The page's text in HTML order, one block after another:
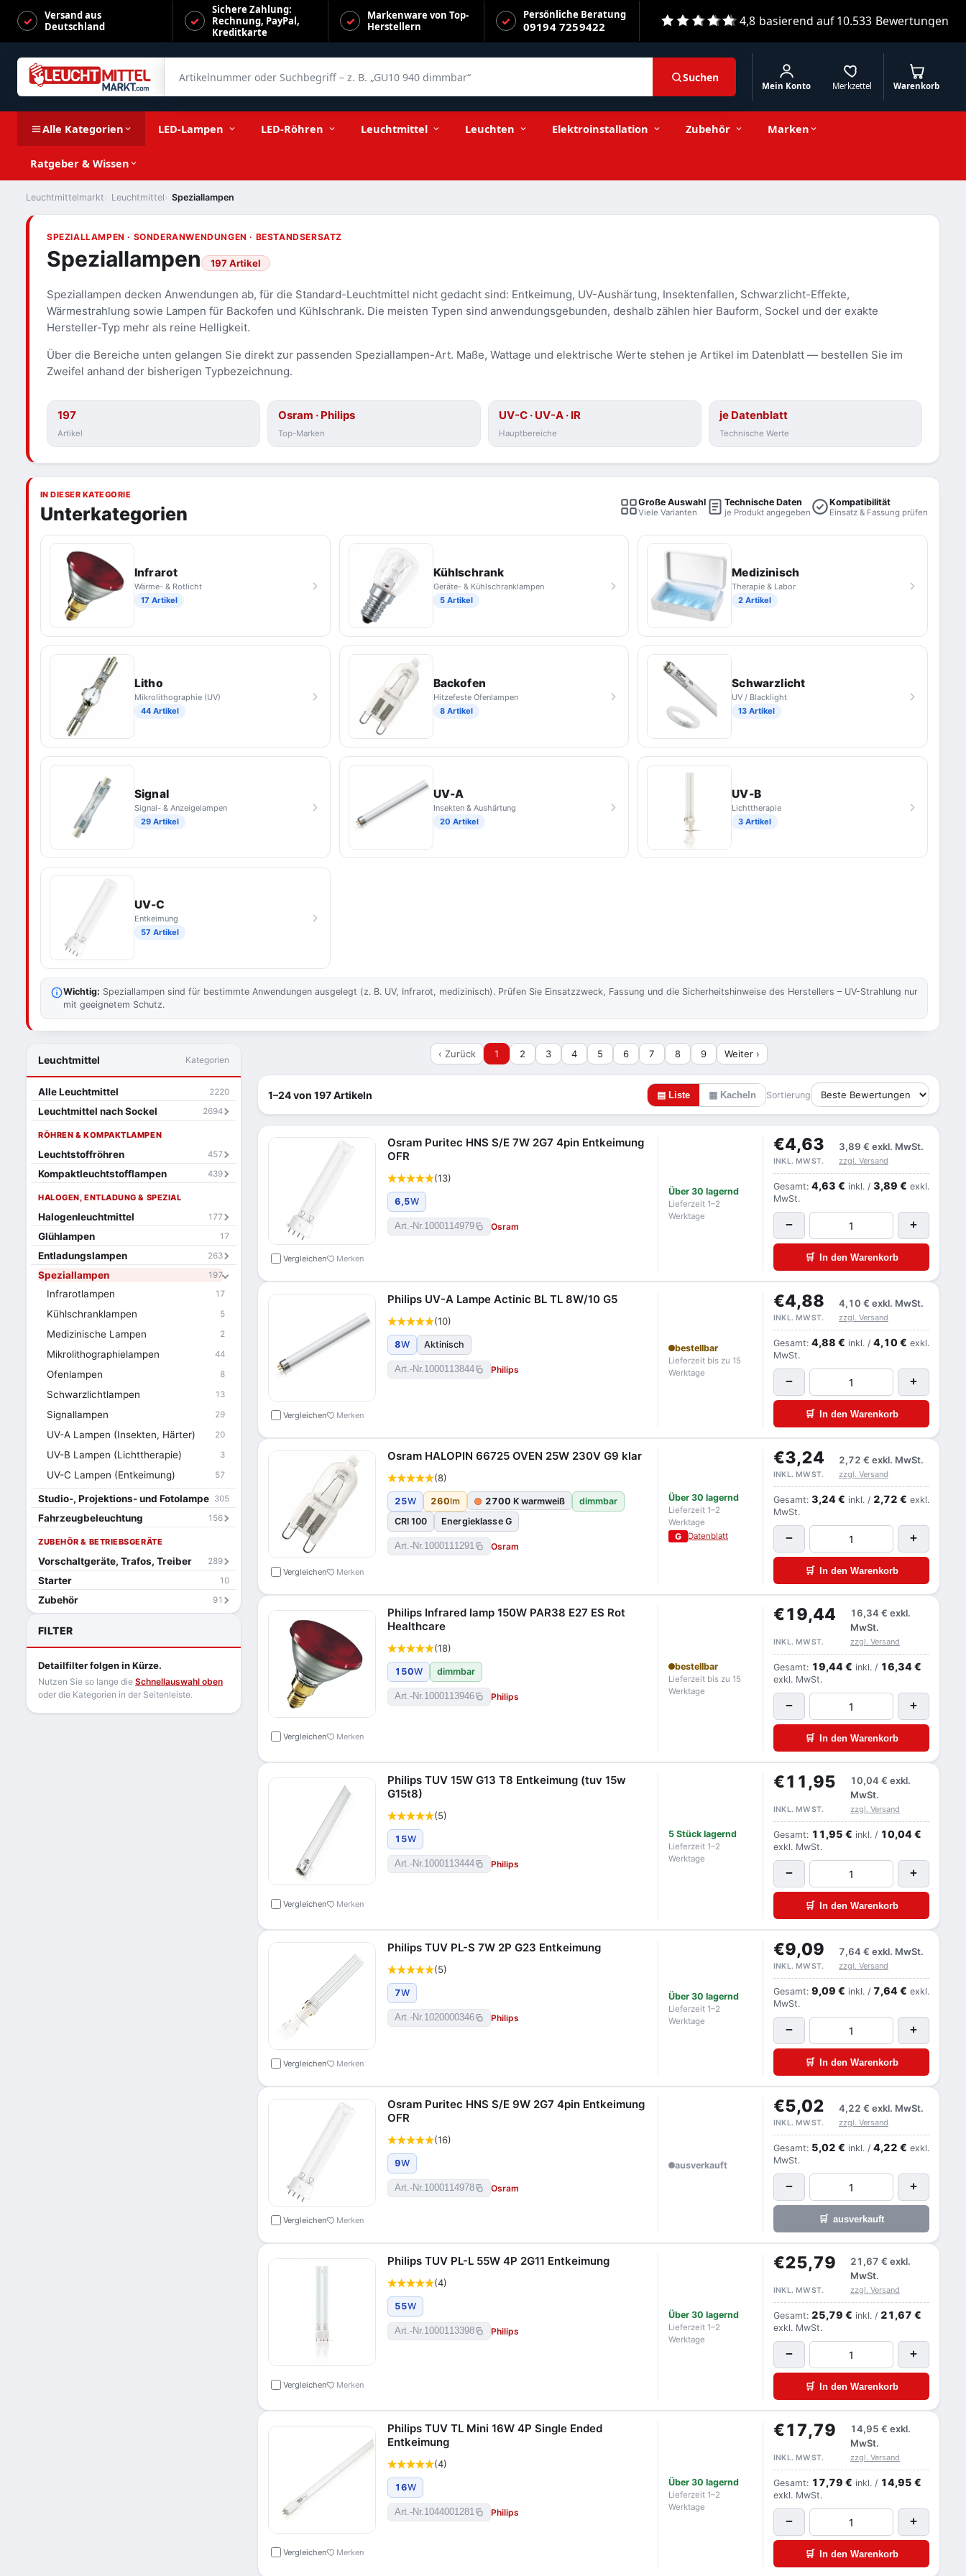
Versand aus
Deutschland
Sichere Zahlung:
Rechnung, PayPal,
Kreditkarte
Markenware von Top-
Herstellern
Persönliche Beratung
09194 7259422 4,8 basierend auf10.533 Bewertungen
Suchen
Merkzettel
Mein Konto Warenkorb
Alle Kategorien LED-Lampen LED-Röhren Leuchtmittel Leuchten Elektroinstallation Zubehör Marken
Ratgeber & Wissen
Leuchtmittelmarkt Leuchtmittel Speziallampen
SPEZIALLAMPEN · SONDERANWENDUNGEN · BESTANDSERSATZ
Speziallampen 197 Artikel
Speziallampen decken Anwendungen ab, für die Standard-Leuchtmittel nicht gedacht sind: Entkeimung, UV-Aushärtung, Insektenfallen, Schwarzlicht-Effekte,
Wärmestrahlung sowie Lampen für Backofen und Kühlschrank. Die meisten Typen sind anwendungsgebunden, deshalb zählen hier Bauform, Sockel und der exakte
Hersteller-Typ mehr als reine Helligkeit.
Über die Bereiche unten gelangen Sie direkt zur passenden Speziallampen-Art. Maße, Wattage und elektrische Werte stehen je Artikel im Datenblatt — bestellen Sie im
Zweifel anhand der bisherigen Typbezeichnung.
197
Artikel
Osram · Philips
Top-Marken
UV-C · UV-A · IR
Hauptbereiche
je Datenblatt
Technische Werte
IN DIESER KATEGORIE
Unterkategorien
Große Auswahl
Viele Varianten
Technische Daten
je Produkt angegeben
Kompatibilität
Einsatz & Fassung prüfen
Infrarot
Wärme- & Rotlicht
17 Artikel
Kühlschrank
Geräte- & Kühlschranklampen
5 Artikel
Medizinisch
Therapie & Labor
2 Artikel
Litho
Mikrolithographie (UV)
44 Artikel
Backofen
Hitzefeste Ofenlampen
8 Artikel
Schwarzlicht
UV / Blacklight
13 Artikel
Signal
Signal- & Anzeigelampen
29 Artikel
UV-A
Insekten & Aushärtung
20 Artikel
UV-B
Lichttherapie
3 Artikel
UV-C
Entkeimung
57 Artikel
Wichtig: Speziallampen sind für bestimmte Anwendungen ausgelegt (z. B. UV, Infrarot, medizinisch). Prüfen Sie Einsatzzweck, Fassung und die Sicherheitshinweise des Herstellers – UV-Strahlung nur
mit geeignetem Schutz.
Leuchtmittel Kategorien
Alle Leuchtmittel 2220
Leuchtmittel nach Sockel 2694
RÖHREN & KOMPAKTLAMPEN
Leuchtstoffröhren 457
Kompaktleuchtstofflampen 439
HALOGEN, ENTLADUNG & SPEZIAL
Halogenleuchtmittel 177
Glühlampen 17
Entladungslampen 263
Speziallampen 197
Infrarotlampen 17
Kühlschranklampen 5
Medizinische Lampen 2
Mikrolithographielampen 44
Ofenlampen 8
Schwarzlichtlampen 13
Signallampen 29
UV-A Lampen (Insekten, Härter) 20
UV-B Lampen (Lichttherapie) 3
UV-C Lampen (Entkeimung) 57
Studio-, Projektions- und Fotolampe 305
Fahrzeugbeleuchtung 156
ZUBEHÖR & BETRIEBSGERÄTE
Vorschaltgeräte, Trafos, Treiber 289
Starter 10
Zubehör 91
FILTER
Detailfilter folgen in Kürze.
Nutzen Sie so lange die Schnellauswahl oben
oder die Kategorien in der Seitenleiste.
‹ Zurück 1 2 3 4 5 6 7 8 9 Weiter ›
1–24 von 197 Artikeln ▤ Liste ▦ Kacheln Sortierung
Vergleichen Merken
Osram Puritec HNS S/E 7W 2G7 4pin Entkeimung
OFR
(13)
6,5W
Art.-Nr.1000114979 Osram
Über 30 lagernd
Lieferzeit 1–2
Werktage
€4,63 3,89 € exkl. MwSt.
INKL. MWST. zzgl. Versand
Gesamt: 4,63 € inkl. / 3,89 € exkl.
MwSt.
− +
🛒 In den Warenkorb
Vergleichen Merken
Philips UV-A Lampe Actinic BL TL 8W/10 G5
(10)
8W Aktinisch
Art.-Nr.1000113844 Philips
bestellbar
Lieferzeit bis zu 15
Werktage
€4,88 4,10 € exkl. MwSt.
INKL. MWST. zzgl. Versand
Gesamt: 4,88 € inkl. / 4,10 € exkl.
MwSt.
− +
🛒 In den Warenkorb
Vergleichen Merken
Osram HALOPIN 66725 OVEN 25W 230V G9 klar
(8)
25W 260lm 2700 K warmweiß
dimmbar
CRI 100
Energieklasse G
Art.-Nr.1000111291 Osram
Über 30 lagernd
Lieferzeit 1–2
Werktage
G Datenblatt
€3,24 2,72 € exkl. MwSt.
INKL. MWST. zzgl. Versand
Gesamt: 3,24 € inkl. / 2,72 € exkl.
MwSt.
− +
🛒 In den Warenkorb
Vergleichen Merken
Philips Infrared lamp 150W PAR38 E27 ES Rot
Healthcare
(18)
150W dimmbar
Art.-Nr.1000113946 Philips
bestellbar
Lieferzeit bis zu 15
Werktage
€19,44 16,34 € exkl.
MwSt.
INKL. MWST. zzgl. Versand
Gesamt: 19,44 € inkl. / 16,34 €
exkl. MwSt.
− +
🛒 In den Warenkorb
Vergleichen Merken
Philips TUV 15W G13 T8 Entkeimung (tuv 15w
G15t8)
(5)
15W
Art.-Nr.1000113444 Philips
5 Stück lagernd
Lieferzeit 1–2
Werktage
€11,95 10,04 € exkl.
MwSt.
INKL. MWST. zzgl. Versand
Gesamt: 11,95 € inkl. / 10,04 €
exkl. MwSt.
− +
🛒 In den Warenkorb
Vergleichen Merken
Philips TUV PL-S 7W 2P G23 Entkeimung
(5)
7W
Art.-Nr.1020000346 Philips
Über 30 lagernd
Lieferzeit 1–2
Werktage
€9,09 7,64 € exkl. MwSt.
INKL. MWST. zzgl. Versand
Gesamt: 9,09 € inkl. / 7,64 € exkl.
MwSt.
− +
🛒 In den Warenkorb
Vergleichen Merken
Osram Puritec HNS S/E 9W 2G7 4pin Entkeimung
OFR
(16)
9W
Art.-Nr.1000114978 Osram
ausverkauft
€5,02 4,22 € exkl. MwSt.
INKL. MWST. zzgl. Versand
Gesamt: 5,02 € inkl. / 4,22 € exkl.
MwSt.
− +
🛒 ausverkauft
Vergleichen Merken
Philips TUV PL-L 55W 4P 2G11 Entkeimung
(4)
55W
Art.-Nr.1000113398 Philips
Über 30 lagernd
Lieferzeit 1–2
Werktage
€25,79 21,67 € exkl.
MwSt.
INKL. MWST. zzgl. Versand
Gesamt: 25,79 € inkl. / 21,67 €
exkl. MwSt.
− +
🛒 In den Warenkorb
Vergleichen Merken
Philips TUV TL Mini 16W 4P Single Ended
Entkeimung
(4)
16W
Art.-Nr.1044001281 Philips
Über 30 lagernd
Lieferzeit 1–2
Werktage
€17,79 14,95 € exkl.
MwSt.
INKL. MWST. zzgl. Versand
Gesamt: 17,79 € inkl. / 14,95 €
exkl. MwSt.
− +
🛒 In den Warenkorb